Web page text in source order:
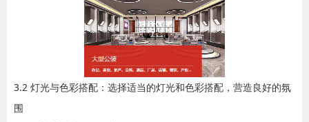
3.2 灯光与色彩搭配：选择适当的灯光和色彩搭配，营造良好的氛
围